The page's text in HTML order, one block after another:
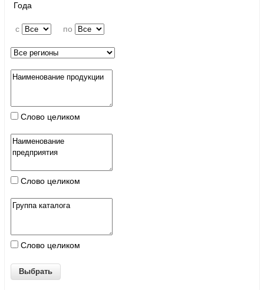
Года
c по
Слово целиком
Слово целиком
Слово целиком